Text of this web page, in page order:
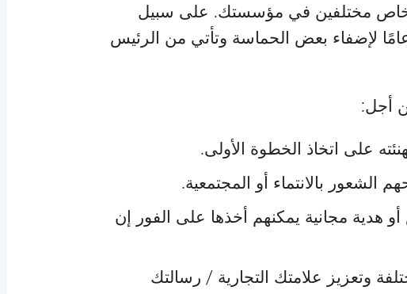
مختلفين في مؤسستك. على سبيل
عامًا لإضفاء بعض الحماسة وتأتي من الرئيس
أجل:
على اتخاذ الخطوة الأولى.
الشعور بالانتماء أو المجتمعية.
هدية مجانية يمكنهم أخذها على الفور إن
وتعزيز علامتك التجارية / رسالتك
جابرييلا كارفاخال
Little Mountain Factoring
أليخاندرو بيرازا
أزالين كابيتال